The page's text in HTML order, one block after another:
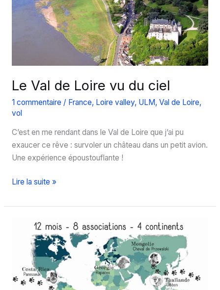
Tyrol,
Le Val de Loire vu du ciel
1 commentaire / France, Loire valley, ULM, Val de Loire,
vol
C’est en me rendant dans le Val de Loire que j’ai pu
exaucer ce rêve : survoler un château dans un petit avion.
Une expérience époustouflante !
Le
de
Lire la suite »